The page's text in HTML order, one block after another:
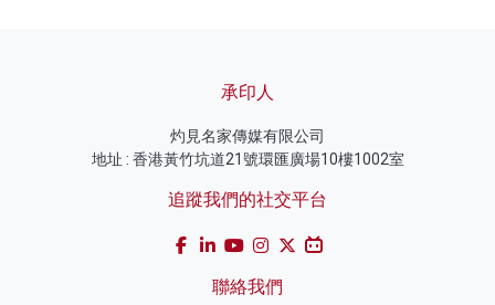
承印人
灼見名家傳媒有限公司
地址 : 香港黃竹坑道21號環匯廣場10樓1002室
追蹤我們的社交平台
聯絡我們